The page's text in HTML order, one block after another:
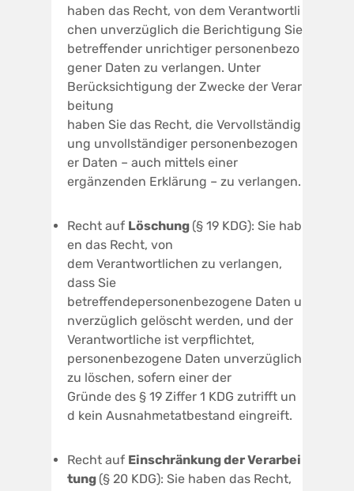
haben das Recht, von dem Verantwortli
chen unverzüglich die Berichtigung Sie
betreffender unrichtiger personenbezo
gener Daten zu verlangen. Unter
Berücksichtigung der Zwecke der Verar
beitung
haben Sie das Recht, die Vervollständig
ung unvollständiger personenbezogen
er Daten – auch mittels einer
ergänzenden Erklärung – zu verlangen.
Recht auf Löschung (§ 19 KDG): Sie hab
en das Recht, von
dem Verantwortlichen zu verlangen,
dass Sie
betreffendepersonenbezogene Daten u
nverzüglich gelöscht werden, und der
Verantwortliche ist verpflichtet,
personenbezogene Daten unverzüglich
zu löschen, sofern einer der
Gründe des § 19 Ziffer 1 KDG zutrifft un
d kein Ausnahmetatbestand eingreift.
Recht auf EinschränkungderVerarbei
tung (§ 20 KDG): Sie haben das Recht,